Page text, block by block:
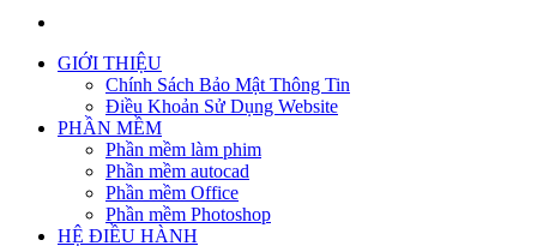
GIỚI THIỆU
Chính Sách Bảo Mật Thông Tin
Điều Khoản Sử Dụng Website
PHẦN MỀM
Phần mềm làm phim
Phần mềm autocad
Phần mềm Office
Phần mềm Photoshop
HỆ ĐIỀU HÀNH